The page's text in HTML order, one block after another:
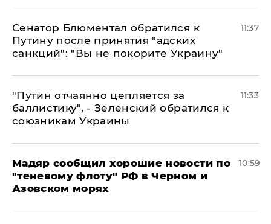
Сенатор Блюментал обратился к
Путину после принятия "адских
санкций": "Вы не покорите Украину"
11:37
"Путин отчаянно цепляется за
баллистику", - Зеленский обратился к
союзникам Украины
11:33
Мадяр сообщил хорошие новости по
"теневому флоту" РФ в Черном и
Азовском морях
10:59